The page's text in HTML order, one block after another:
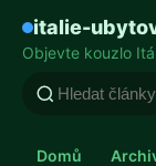
italie-
Objevte kouzlo
Domů